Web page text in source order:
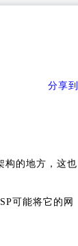
分享到
构的地方，这也
可能将它的网